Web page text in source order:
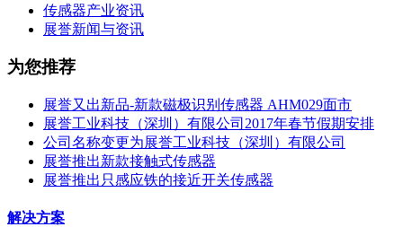
传感器产业资讯
展誉新闻与资讯
为您推荐
展誉又出新品-新款磁极识别传感器 AHM029面市
展誉工业科技（深圳）有限公司2017年春节假期安排
公司名称变更为展誉工业科技（深圳）有限公司
展誉推出新款接触式传感器
展誉推出只感应铁的接近开关传感器
解决方案